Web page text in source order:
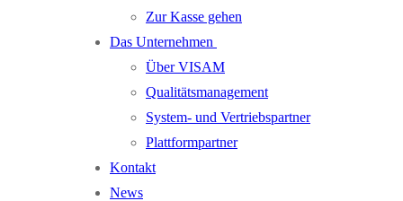
Zur Kasse gehen
Das Unternehmen
Über VISAM
Qualitätsmanagement
System- und Vertriebspartner
Plattformpartner
Kontakt
News